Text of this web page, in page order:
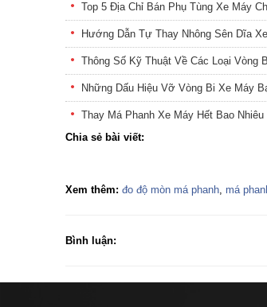
Top 5 Địa Chỉ Bán Phụ Tùng Xe Máy
Hướng Dẫn Tự Thay Nhông Sên Dĩa
Thông Số Kỹ Thuật Về Các Loại Vòng
Những Dấu Hiệu Vỡ Vòng Bi Xe Máy
Thay Má Phanh Xe Máy Hết Bao
Chia sẻ bài viết:
Xem thêm: đo độ mòn má phanh, má
Bình luận: